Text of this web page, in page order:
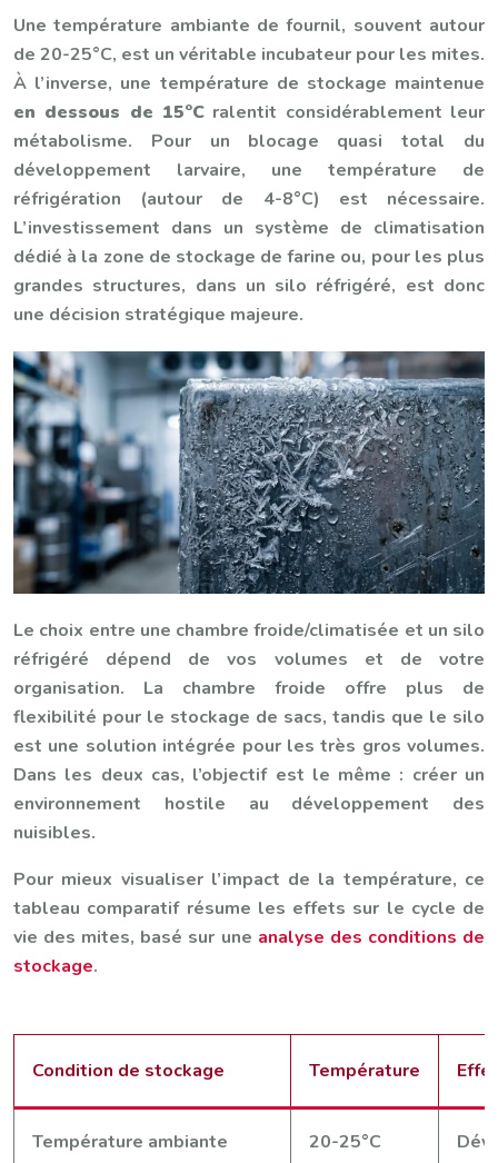
Une température ambiante de fournil, souvent autour
de 20-25°C, est un véritable incubateur pour les mites.
À l’inverse, une température de stockage maintenue
en dessous de 15°C ralentit considérablement leur
métabolisme. Pour un blocage quasi total du
développement larvaire, une température de
réfrigération (autour de 4-8°C) est nécessaire.
L’investissement dans un système de climatisation
dédié à la zone de stockage de farine ou, pour les plus
grandes structures, dans un silo réfrigéré, est donc
une décision stratégique majeure.
Le choix entre une chambre froide/climatisée et un silo
réfrigéré dépend de vos volumes et de votre
organisation. La chambre froide offre plus de
flexibilité pour le stockage de sacs, tandis que le silo
est une solution intégrée pour les très gros volumes.
Dans les deux cas, l’objectif est le même : créer un
environnement hostile au développement des
nuisibles.
Pour mieux visualiser l’impact de la température, ce
tableau comparatif résume les effets sur le cycle de
vie des mites, basé sur une analyse des conditions de
stockage.
Condition de stockage Température
Température ambiante 20-25°C